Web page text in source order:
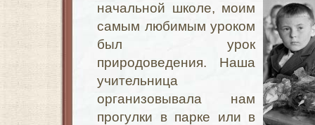
начальной школе, моим
самым любимым уроком
был урок
природоведения. Наша
учительница
организовывала нам
прогулки в парке или в